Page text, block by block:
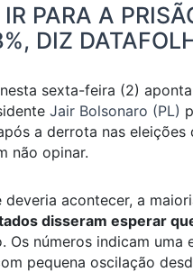
PARA A
DIZ
sexta-feira (2)
Jair Bolsonaro (PL)
a derrota nas
não opinar.
acontecer, a
disseram esperar
Os números indicam
pequena oscilação